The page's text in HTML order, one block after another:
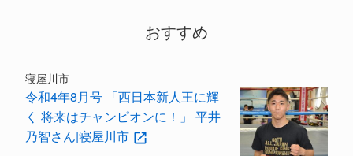
おすすめ
寝屋川市
令和4年8月号 「西日本新人王に輝
く 将来はチャンピオンに！」 平井
乃智さん|寝屋川市